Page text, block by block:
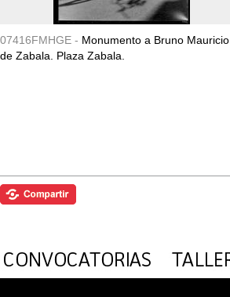
07416FMHGE - Monumento a Bruno Mauricio
de Zabala. Plaza Zabala.